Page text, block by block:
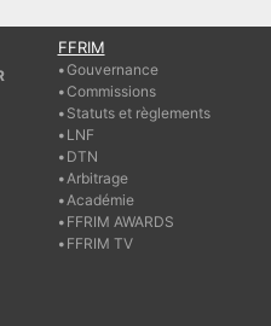
FFRIM
Gouvernance
Commissions
Statuts et règlements
LNF
DTN
Arbitrage
Académie
FFRIM AWARDS